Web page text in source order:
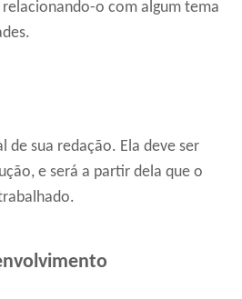
relacionando-o com algum tema
de sua redação. Ela deve ser
e será a partir dela que o